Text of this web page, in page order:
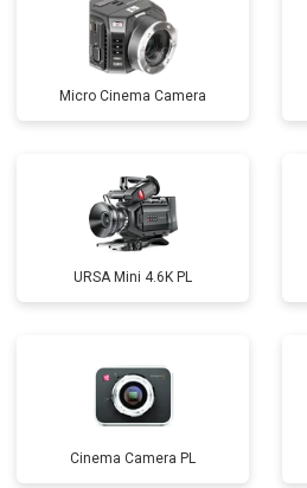
Micro Cinema Camera
URSA Mini 4.6K PL
Cinema Camera PL